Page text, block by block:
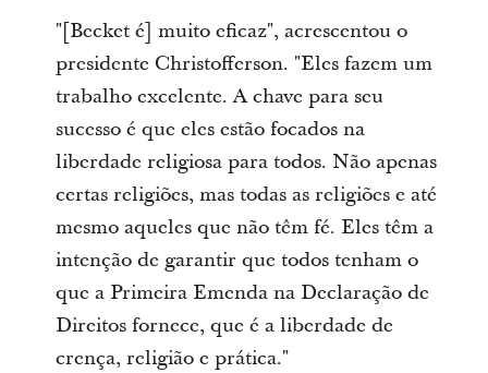
"[Becket é] muito eficaz", acrescentou o
presidente Christofferson. "Eles fazem um
trabalho excelente. A chave para seu
sucesso é que eles estão focados na
liberdade religiosa para todos. Não apenas
certas religiões, mas todas as religiões e até
mesmo aqueles que não têm fé. Eles têm a
intenção de garantir que todos tenham o
que a Primeira Emenda na Declaração de
Direitos fornece, que é a liberdade de
crença, religião e prática."